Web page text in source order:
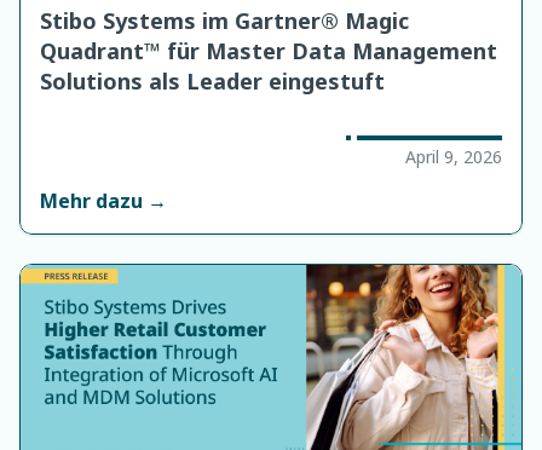
Stibo Systems im Gartner® Magic
Quadrant™ für Master Data Management
Solutions als Leader eingestuft
April 9, 2026
Mehr dazu →